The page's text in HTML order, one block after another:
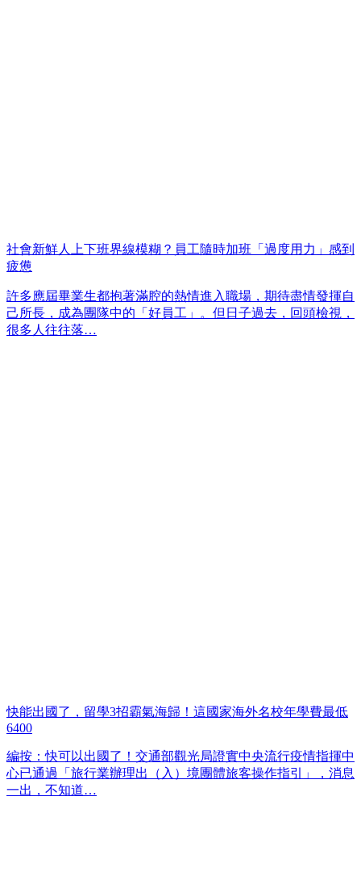
社會新鮮人上下班界線模糊？員工隨時加班「過度用力」感到
疲憊
許多應屆畢業生都抱著滿腔的熱情進入職場，期待盡情發揮自
己所長，成為團隊中的「好員工」。但日子過去，回頭檢視，
很多人往往落…
快能出國了，留學3招霸氣海歸！這國家海外名校年學費最低
6400
編按：快可以出國了！交通部觀光局證實中央流行疫情指揮中
心已通過「旅行業辦理出（入）境團體旅客操作指引」，消息
一出，不知道…